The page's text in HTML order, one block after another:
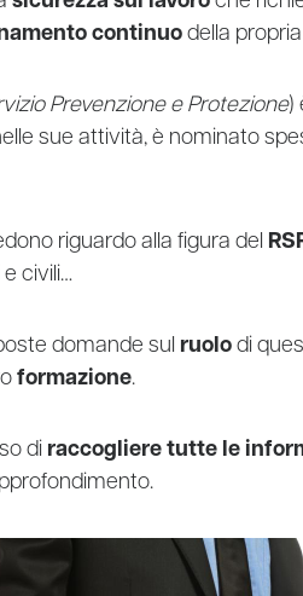
continuo della propria
Prevenzione e Protezione)
sue attività, è nominato
riguardo alla figura del
civili…
domande sul ruolo di
formazione.
di raccogliere tutte le